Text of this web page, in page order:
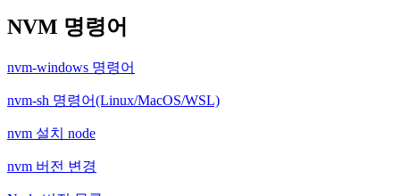
NVM 명령어
nvm-windows 명령어
nvm-sh 명령어(Linux/MacOS/WSL)
nvm 설치 node
nvm 버전 변경